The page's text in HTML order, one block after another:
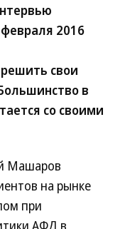
2016
свои
в
со своими
Машаров
на рынке
при
АФД в